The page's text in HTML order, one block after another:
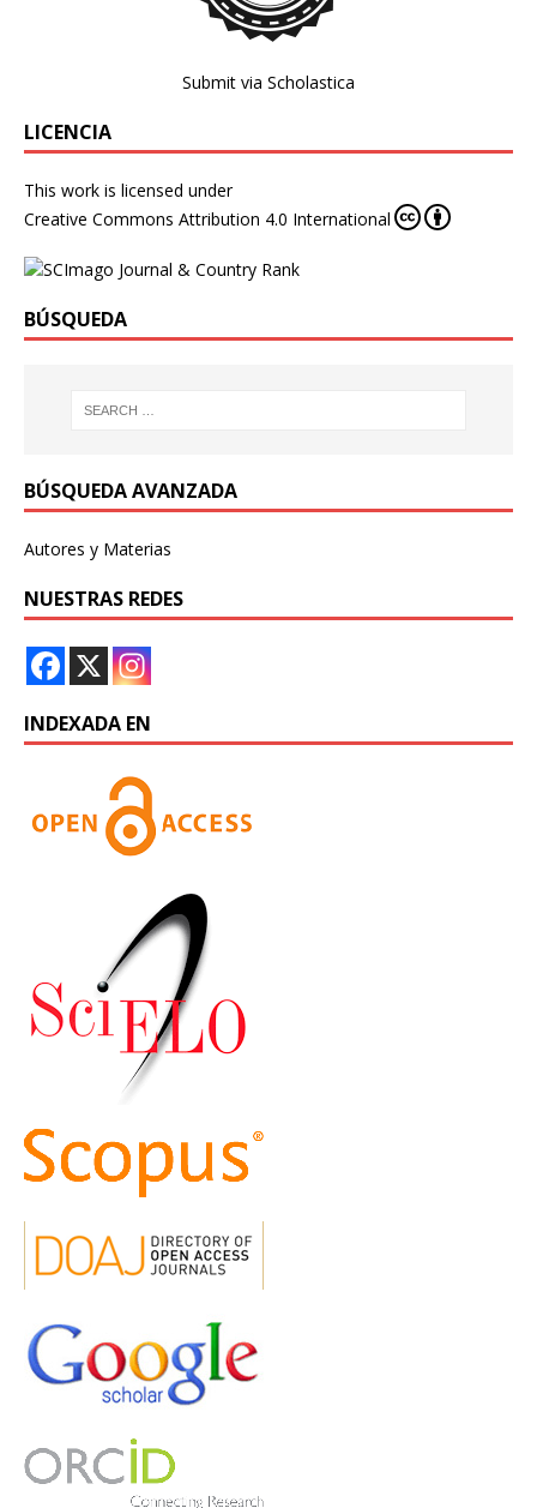
Submit via Scholastica
LICENCIA
This work is licensed under
Creative Commons Attribution 4.0 International
BÚSQUEDA
BÚSQUEDA AVANZADA
Autores y Materias
NUESTRAS REDES
INDEXADA EN